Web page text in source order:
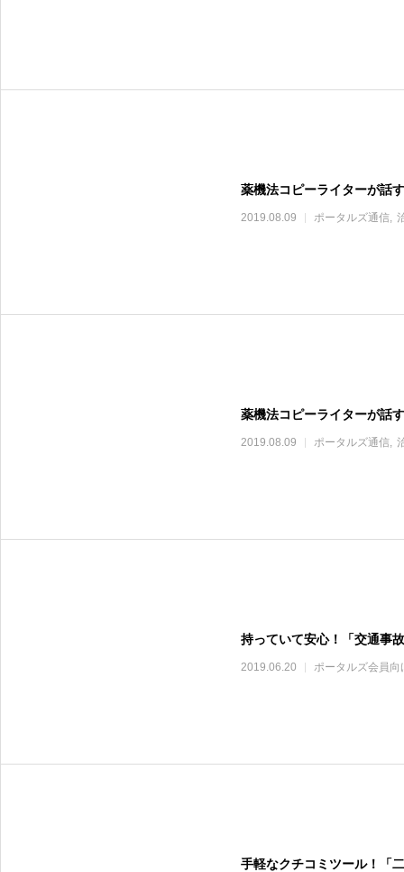
薬機法コピーライターが話
2019.08.09 ポータルズ通信
薬機法コピーライターが話
2019.08.09 ポータルズ通信
持っていて安心！「交通事
2019.06.20 ポータルズ会員向
手軽なクチコミツール！「